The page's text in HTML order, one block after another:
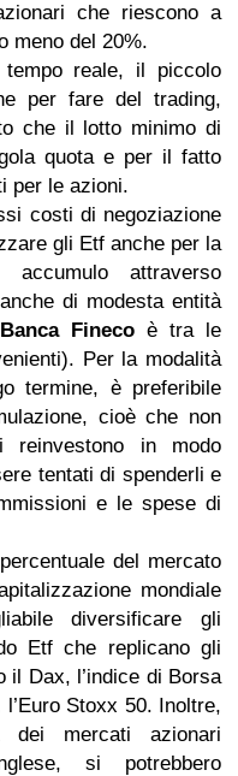
che riescono a
meno del 20%.
reale, il piccolo
per fare del trading,
che il lotto minimo di
quota e per il fatto
per le azioni.
costi di negoziazione
gli Etf anche per la
attraverso
di modesta entità
Banca Finecoè tra le
Per la modalità
termine, è preferibile
cioè che non
reinvestono in modo
tentati di spenderli e
e le spese di
del mercato
mondiale
diversificare gli
Etf che replicano gli
il Dax, l’indice di Borsa
l’Euro Stoxx 50. Inoltre,
mercati azionari
si potrebbero